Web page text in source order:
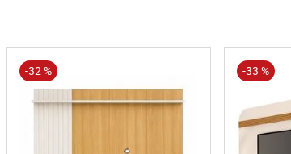
-32 % -33 %